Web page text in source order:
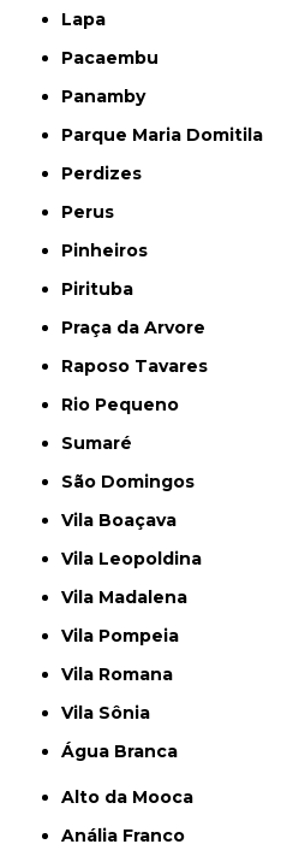
Lapa
Pacaembu
Panamby
Parque Maria Domitila
Perdizes
Perus
Pinheiros
Pirituba
Praça da Arvore
Raposo Tavares
Rio Pequeno
Sumaré
São Domingos
Vila Boaçava
Vila Leopoldina
Vila Madalena
Vila Pompeia
Vila Romana
Vila Sônia
Água Branca
Alto da Mooca
Anália Franco